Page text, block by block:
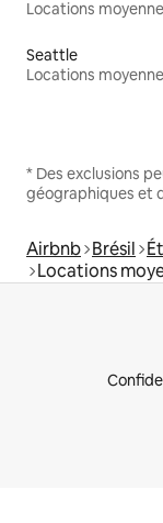
Seattle
* Des exclusions
géographiques et
Airbnb Brésil
Locations